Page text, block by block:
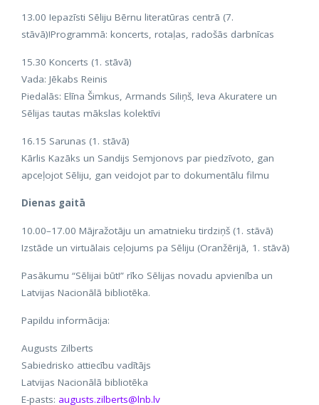
13.00 Iepazīsti Sēliju Bērnu literatūras centrā (7.
stāvā)!Programmā: koncerts, rotaļas, radošās darbnīcas
15.30 Koncerts (1. stāvā)
Vada: Jēkabs Reinis
Piedalās: Elīna Šimkus, Armands Siliņš, Ieva Akuratere un
Sēlijas tautas mākslas kolektīvi
16.15 Sarunas (1. stāvā)
Kārlis Kazāks un Sandijs Semjonovs par piedzīvoto, gan
apceļojot Sēliju, gan veidojot par to dokumentālu filmu
Dienas gaitā
10.00–17.00 Mājražotāju un amatnieku tirdziņš (1. stāvā)
Izstāde un virtuālais ceļojums pa Sēliju (Oranžērijā, 1. stāvā)
Pasākumu “Sēlijai būt!” rīko Sēlijas novadu apvienība un
Latvijas Nacionālā bibliotēka.
Papildu informācija:
Augusts Zilberts
Sabiedrisko attiecību vadītājs
Latvijas Nacionālā bibliotēka
E-pasts: augusts.zilberts@lnb.lv